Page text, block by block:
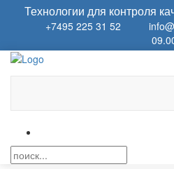
Технологии для контроля
+7495 225 31 52